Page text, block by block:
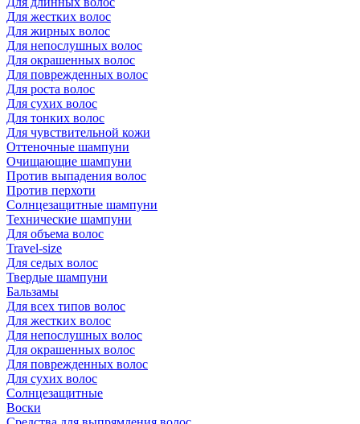
Для жестких волос
Для жирных волос
Для непослушных волос
Для окрашенных волос
Для поврежденных волос
Для роста волос
Для сухих волос
Для тонких волос
Для чувствительной кожи
Оттеночные шампуни
Очищающие шампуни
Против выпадения волос
Против перхоти
Солнцезащитные шампуни
Технические шампуни
Для объема волос
Travel-size
Для седых волос
Твердые шампуни
Бальзамы
Для всех типов волос
Для жестких волос
Для непослушных волос
Для окрашенных волос
Для поврежденных волос
Для сухих волос
Солнцезащитные
Воски